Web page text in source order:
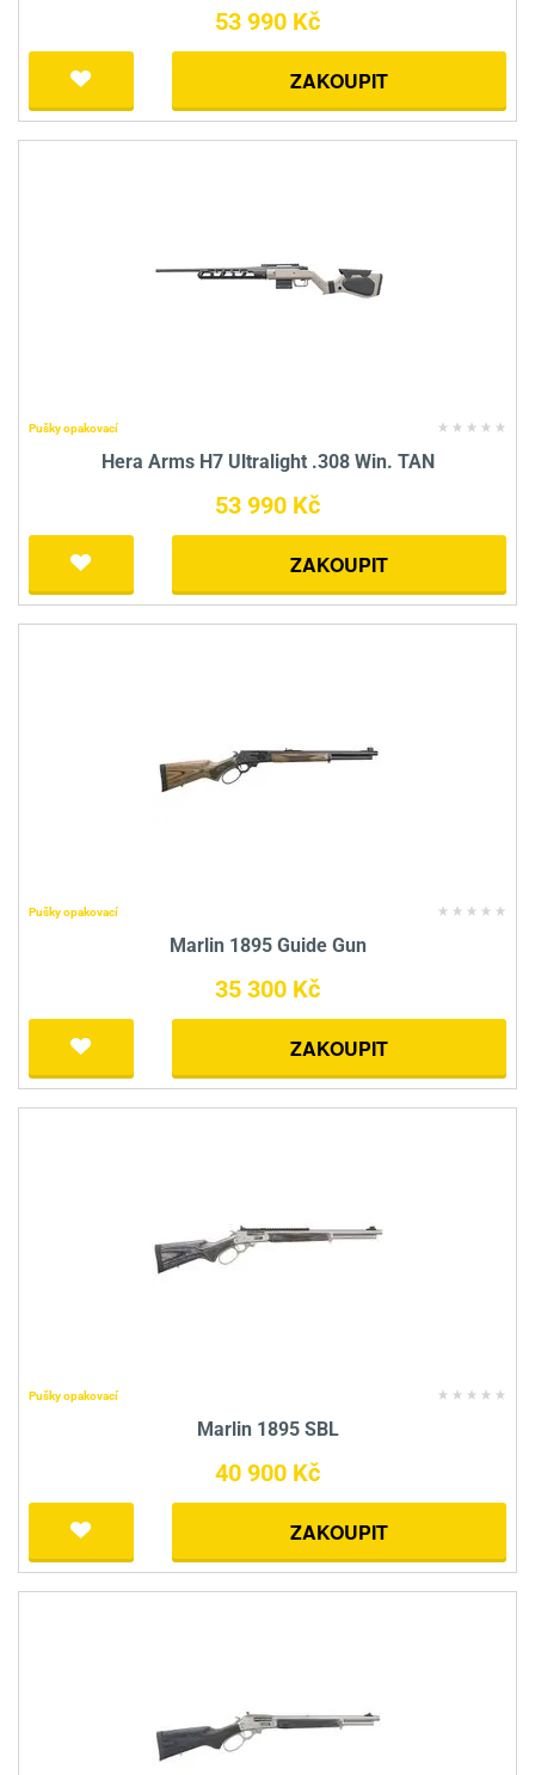
53 990 Kč
ZAKOUPIT
Pušky opakovací
Hera Arms H7 Ultralight .308 Win. TAN
53 990 Kč
ZAKOUPIT
Pušky opakovací
Marlin 1895 Guide Gun
35 300 Kč
ZAKOUPIT
Pušky opakovací
Marlin 1895 SBL
40 900 Kč
ZAKOUPIT